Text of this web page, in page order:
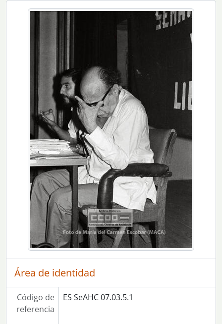
[UDS] 11 - Semana por Andalucía y la Libertades. Conferencias de Luis Otero y Fernando Sagaseta
[UDS] 12 - Semana por Andalucía y la Libertades. Conferencias de Luis Otero y Fernando Sagaseta
[UDS] 13 - Semana por Andalucía y la Libertades. Conferencias de Luis Otero y Fernando Sagaseta
[UDS] 14 - Semana por Andalucía y la Libertades. Conferencias de Luis Otero y Fernando Sagaseta
[UDS] 15 - Semana por Andalucía y la Libertades. Conferencias de Luis Otero y Fernando Sagaseta
[UDS] 16 - Semana por Andalucía y la Libertades. Conferencias de Luis Otero y Fernando Sagaseta
[UDS] 17 - Semana por Andalucía y la Libertades. Conferencias de Luis Otero y Fernando Sagaseta
[UDS] 18 - Semana por Andalucía y la Libertades. Conferencias de Luis Otero y Fernando Sagaseta
[UDS] 19 - Semana por Andalucía y la Libertades. Conferencias de Luis Otero y Fernando Sagaseta
[UDS] 20 - Semana por Andalucía y la Libertades. Conferencias de Luis Otero y Fernando Sagaseta
[UDS] 21 - Semana por Andalucía y la Libertades. Conferencias de Luis Otero y Fernando Sagaseta
[UDS] 22 - Semana por Andalucía y la Libertades. Conferencias de Luis Otero y Fernando Sagaseta
[UDS] 23 - Semana por Andalucía y la Libertades. Conferencias de Luis Otero y Fernando Sagaseta
[UDS] 24 - Semana por Andalucía y la Libertades. Conferencias de Luis Otero y Fernando Sagaseta
[UDS] 25 - Semana por Andalucía y la Libertades. Conferencias de Luis Otero y Fernando Sagaseta
[UDS] 26 - Semana por Andalucía y la Libertades. Conferencias de Luis Otero y Fernando Sagaseta
[UDS] 27 - Semana por Andalucía y la Libertades. Conferencias de Luis Otero y Fernando Sagaseta
[Serie] 6 - Asamblea de trabajadores
[Serie] 7 - Elección de Luis Uruñuela como primer alcalde de la democracia en Sevilla
[Serie] 8 - Manifestación de Montequinto por despidos
[Serie] 10 - Reunión de la Secretaría de la Mujer de CCOO de Sevilla
[Serie] 11 - 1ª reunión clandestina de Gays y Lesbianas en la sede de CCOO de la calle Calatrava 21
[Serie] 12 - Entrevista con el cónsul americano en Sevilla por la defensa de Nicaragua y de Uruguay
[Serie] 13 - Actuación de Quilapayun, el día que asesinaron al compañero Manuel Oyola
[Serie] 14 - Autoescuela
Área de identidad
Código de
referencia
ES SeAHC 07.03.5.1